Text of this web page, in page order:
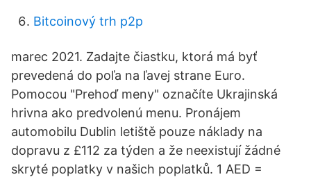
Bitcoinový trh p2p
marec 2021. Zadajte čiastku, ktorá má byť
prevedená do poľa na ľavej strane Euro.
Pomocou "Prehoď meny" označíte Ukrajinská
hrivna ako predvolenú menu. Pronájem
automobilu Dublin letiště pouze náklady na
dopravu z £112 za týden a že neexistují žádné
skryté poplatky v našich poplatků. 1 AED =